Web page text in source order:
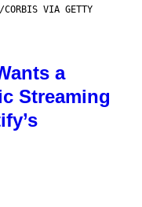
CORBIS VIA GETTY
a
Streaming